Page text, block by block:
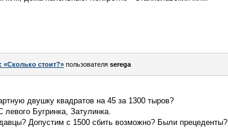
«Сколько стоит?» пользователя serega
двушку квадратов на 45 за 1300 тыров?
Бугринка, Затулинка.
Допустим с 1500 сбить возможно? Были прецеденты?